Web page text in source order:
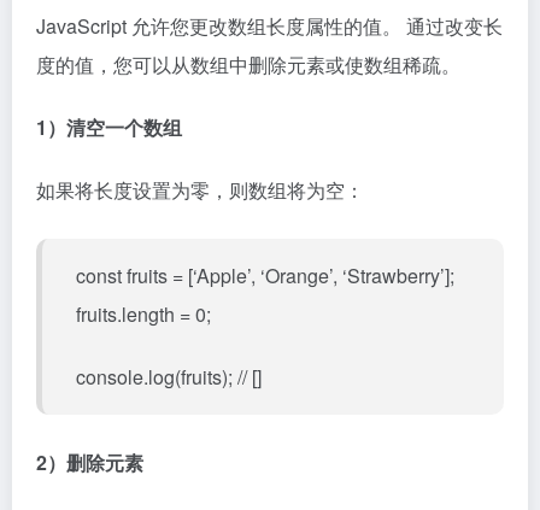
JavaScript 允许您更改数组长度属性的值。 通过改变长
度的值，您可以从数组中删除元素或使数组稀疏。
1）清空一个数组
如果将长度设置为零，则数组将为空：
const fruits = [‘Apple’, ‘Orange’, ‘Strawberry’];
fruits.length = 0;
console.log(fruits); // []
2）删除元素